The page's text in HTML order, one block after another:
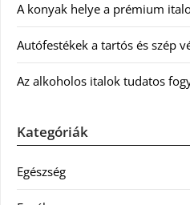
A konyak helye a prémium
Autófestékek a tartós és szép
Az alkoholos italok tudatos
Kategóriák
Egészség